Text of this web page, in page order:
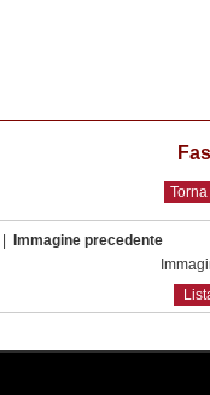
Immagine precedente